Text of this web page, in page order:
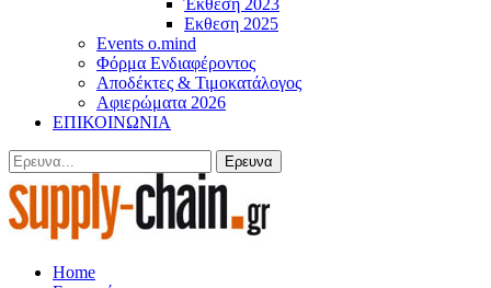
Έκθεση 2023
Εκθεση 2025
Events o.mind
Φόρμα Ενδιαφέροντος
Αποδέκτες & Τιμοκατάλογος
Αφιερώματα 2026
ΕΠΙΚΟΙΝΩΝΙΑ
Home